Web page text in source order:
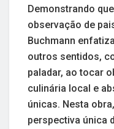
Demonstrando
observação de
Buchmann
outros sentidos,
paladar, ao tocar
culinária local e
únicas. Nesta
perspectiva única